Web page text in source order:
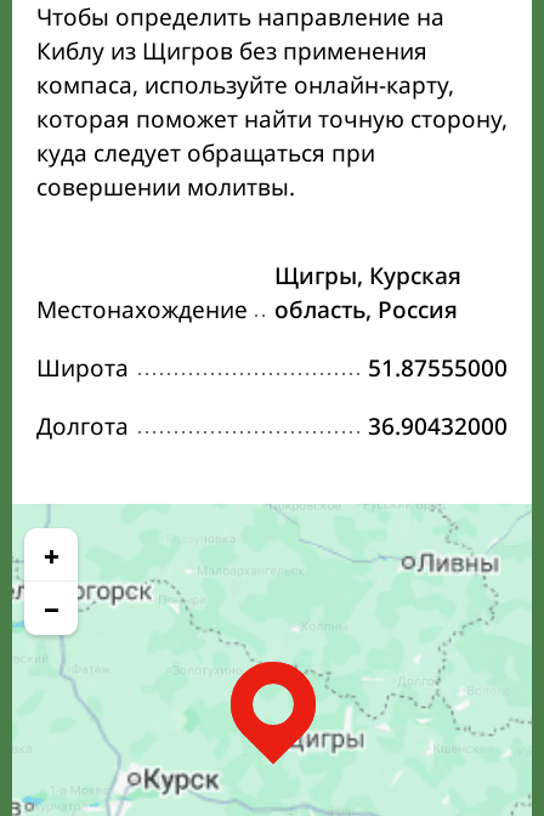
Чтобы определить направление на
Киблу из Щигров без применения
компаса, используйте онлайн-карту,
которая поможет найти точную сторону,
куда следует обращаться при
совершении молитвы.
Местонахождение
Щигры, Курская
область, Россия
Широта
51.87555000
Долгота
36.90432000
+
−